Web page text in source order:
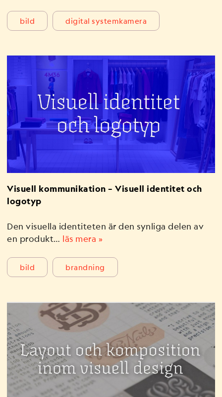
bild digital systemkamera
Visuell kommunikation – Visuell identitet och
logotyp
Den visuella identiteten är den synliga delen av
en produkt… läs mera »
bild brandning